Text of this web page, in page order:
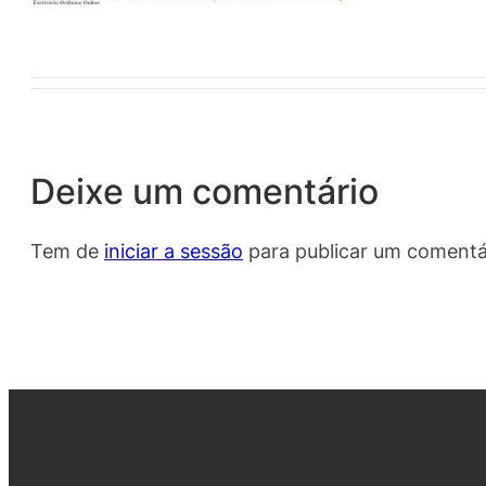
Deixe um comentário
Tem de iniciar a sessão para publicar um